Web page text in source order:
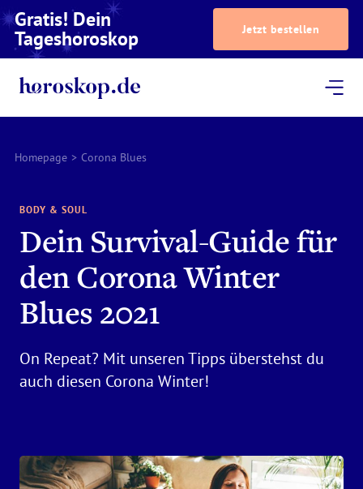
Gratis! Dein
Tageshoroskop Jetzt bestellen
Homepage > Corona Blues
BODY & SOUL
Dein Survival-Guide für
den Corona Winter
Blues 2021
On Repeat? Mit unseren Tipps überstehst du
auch diesen Corona Winter!